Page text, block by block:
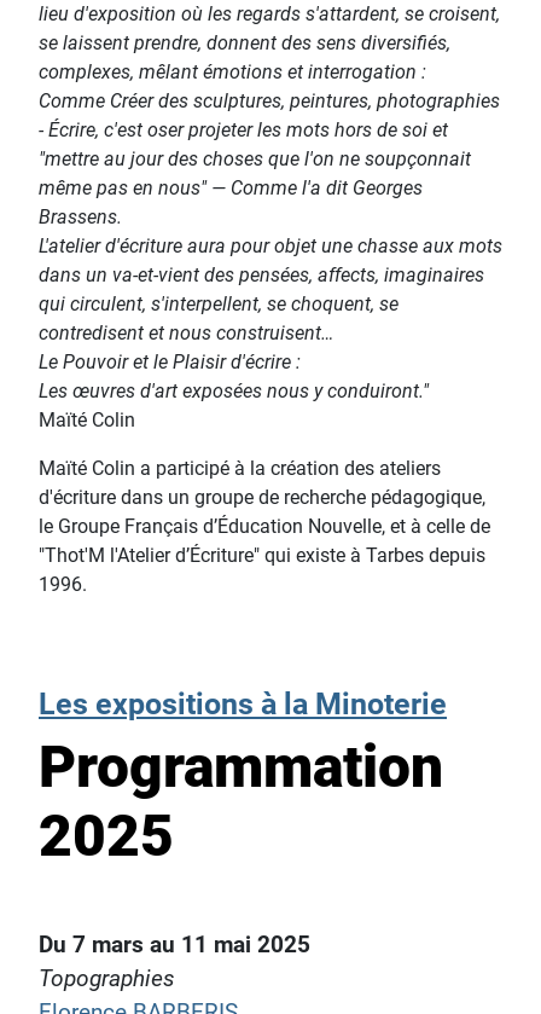
lieu d'exposition où les regards s'attardent, se croisent,
se laissent prendre, donnent des sens diversifiés,
complexes, mêlant émotions et interrogation :
Comme Créer des sculptures, peintures, photographies
- Écrire, c'est oser projeter les mots hors de soi et
"mettre au jour des choses que l'on ne soupçonnait
même pas en nous" — Comme l'a dit Georges
Brassens.
L'atelier d'écriture aura pour objet une chasse aux mots
dans un va-et-vient des pensées, affects, imaginaires
qui circulent, s'interpellent, se choquent, se
contredisent et nous construisent…
Le Pouvoir et le Plaisir d'écrire :
Les œuvres d'art exposées nous y conduiront."
Maïté Colin
Maïté Colin a participé à la création des ateliers
d'écriture dans un groupe de recherche pédagogique,
le Groupe Français d’Éducation Nouvelle, et à celle de
"Thot'M l'Atelier d’Écriture" qui existe à Tarbes depuis
1996.
Les expositions à la Minoterie
Programmation
2025
Du 7 mars au 11 mai 2025
Topographies